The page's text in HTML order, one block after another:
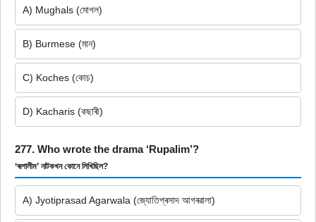
A) Mughals (মোগল)
B) Burmese (মান)
C) Koches (কোচ)
D) Kacharis (কছাৰী)
277. Who wrote the drama ‘Rupalim’?
‘ৰূপালীম’ নাটকখন কোনে লিখিছিল?
A) Jyotiprasad Agarwala (জ্যোতিপ্ৰসাদ আগৰৱালা)